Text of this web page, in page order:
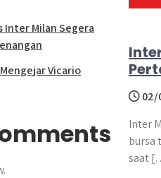
02/
Inter
bursa
saat
Inter Milan Segera
Vicario